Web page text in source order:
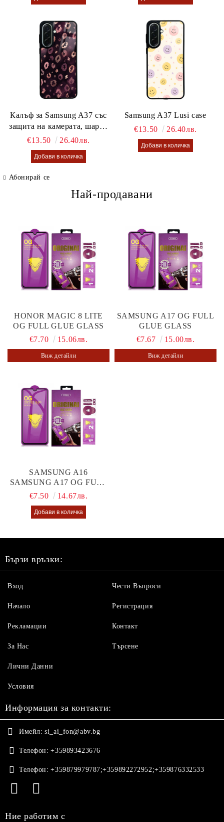
Калъф за Samsung A37 със
защита на камерата, шарен
калъф Lusi case
€13.50 26.40лв.
Samsung A37 Lusi case
€13.50
26.40лв.
Абонирай се
Най-продавани
HONOR MAGIC 8 LITE
OG FULL GLUE GLASS
€7.70
15.06лв.
Виж детайли
SAMSUNG A17 OG FULL
GLUE GLASS
€7.67
15.00лв.
Виж детайли
SAMSUNG A16
SAMSUNG A17 OG FULL
GLUE GLASS
€7.50 14.67лв.
Бързи връзки:
Вход
Начало
Рекламации
За Нас
Чести Въпроси
Регистрация
Контакт
Търсене
Лични Данни
Условия
Информация за контакти:
Имейл: si_ai_fon@abv.bg
Телефон: +359893423676
Телефон: +359879979787;+359892272952;+359876332533
Ние работим с